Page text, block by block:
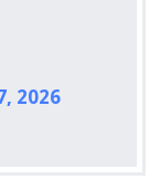
2026